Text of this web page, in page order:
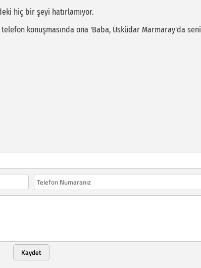
hiç bir şeyi hatırlamıyor.
konuşmasında ona 'Baba, Üsküdar Marmaray'da seni
Kaydet